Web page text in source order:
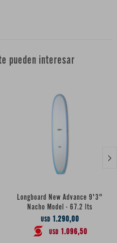
pueden interesar
Longboard New Advance 9'3"
Nacho Model - 67.2 lts
USD 1.290,00
USD 1.096,50
